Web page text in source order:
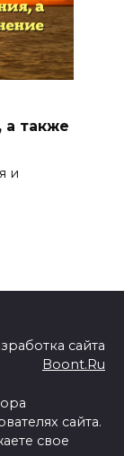
а также
и
сайта
Boont.Ru
сайта.
свое